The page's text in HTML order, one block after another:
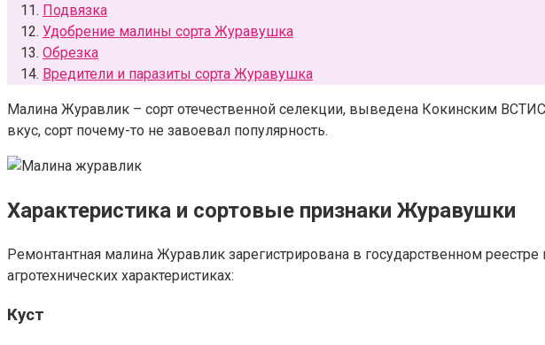
Подвязка
Удобрение малины сорта Журавушка
Обрезка
Вредители и паразиты сорта Журавушка
Малина Журавлик – сорт отечественной селекции, выведена Кокинским
вкус, сорт почему-то не завоевал популярность.
Характеристика и сортовые признаки Журавушки
Ремонтантная малина Журавлик зарегистрирована в государственном
агротехнических характеристиках:
Куст